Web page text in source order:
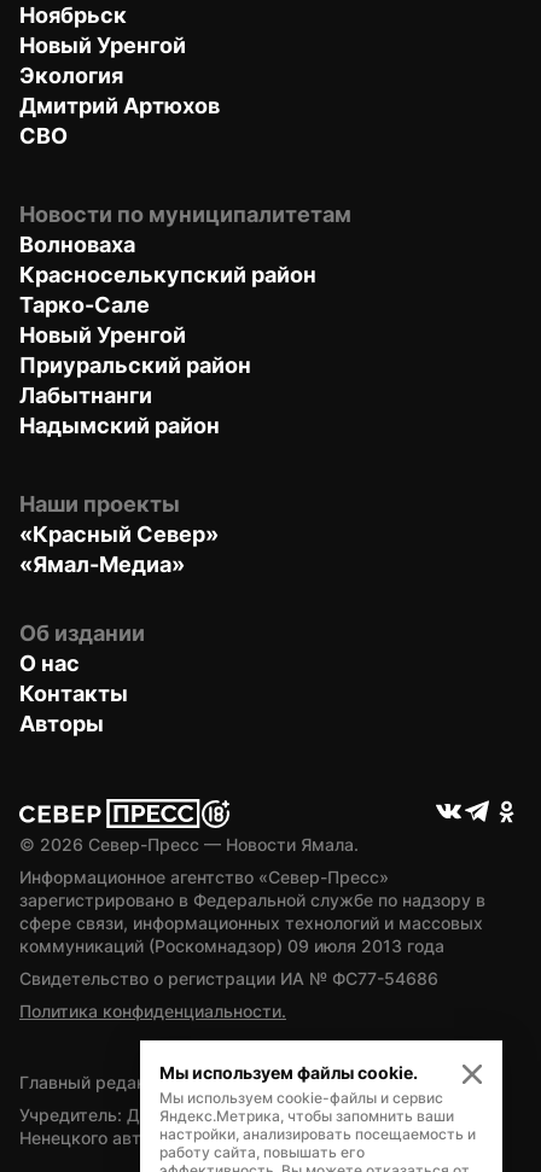
Ноябрьск
Новый Уренгой
Экология
Дмитрий Артюхов
СВО
Новости по муниципалитетам
Волноваха
Красноселькупский район
Тарко-Сале
Новый Уренгой
Приуральский район
Лабытнанги
Надымский район
Наши проекты
«Красный Север»
«Ямал-Медиа»
Об издании
О нас
Контакты
Авторы
© 2026 Север-Пресс — Новости Ямала.
Информационное агентство «Север-Пресс»
зарегистрировано в Федеральной службе по надзору в
сфере связи, информационных технологий и массовых
коммуникаций (Роскомнадзор) 09 июля 2013 года
Свидетельство о регистрации ИА № ФС77-54686
Политика конфиденциальности.
Главный редактор — А.Л. Поздеев
Учредитель: Департамент внутренней политики Ямало-
Ненецкого автономного округа
Мы используем файлы cookie.
Мы используем cookie-файлы и сервис
Яндекс.Метрика, чтобы запомнить ваши
настройки, анализировать посещаемость и
работу сайта, повышать его